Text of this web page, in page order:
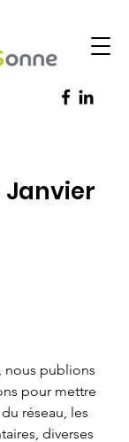
Janvier
nous publions
pour mettre
réseau, les
diverses